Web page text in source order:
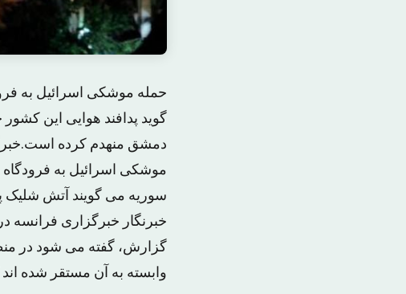
حمله موشکی اسرائیل به
گوید پدافند هوایی این
دمشق منهدم کرده
موشکی اسرائیل به
سوریه می گویند آتش شلیک
خبرنگار خبرگزاری فرانسه
گزارش، گفته می شود در
وابسته به آن مستقر شده